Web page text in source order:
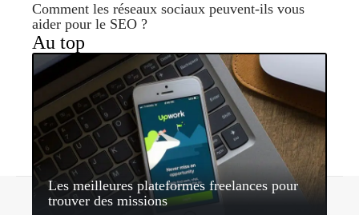
Comment les réseaux sociaux peuvent-ils vous
aider pour le SEO ?
Au top
Les meilleures plateformes freelances pour
trouver des missions
Contact Mentions légales Sitemap